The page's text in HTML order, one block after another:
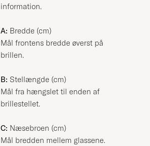
information.
A: Bredde (cm)
Mål frontens bredde øverst på
brillen.
B: Stellængde (cm)
Mål fra hængslet til enden af
brillestellet.
C: Næsebroen (cm)
Mål bredden mellem glassene.